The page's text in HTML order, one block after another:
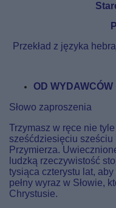
Przekład z języka
OD WYDAWCÓW
Słowo zaproszenia
Trzymasz w ręce nie
sześćdziesięciu
Przymierza.
ludzką rzeczywistość
tysiąca czterystu lat,
pełny wyraz w Słowie,
Chrystusie.